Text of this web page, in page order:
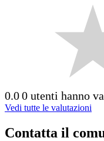
0.00 utenti hanno
Vedi tutte le valutazioni
Contatta il